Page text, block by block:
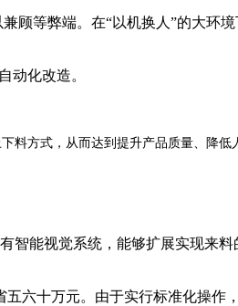
等弊端。在“以机换人”的大环
化改造。
料方式 ，从而达到提升产品质量、降低
能视觉系统，能够扩展实现来料
十万元。由于实行标准化操作